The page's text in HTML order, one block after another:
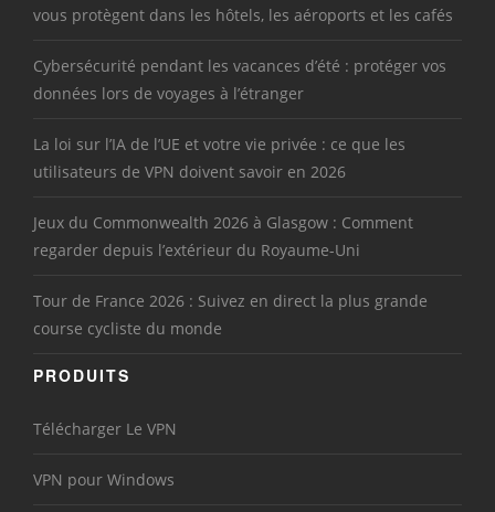
vous protègent dans les hôtels, les aéroports et les cafés
Cybersécurité pendant les vacances d’été : protéger vos
données lors de voyages à l’étranger
La loi sur l’IA de l’UE et votre vie privée : ce que les
utilisateurs de VPN doivent savoir en 2026
Jeux du Commonwealth 2026 à Glasgow : Comment
regarder depuis l’extérieur du Royaume-Uni
Tour de France 2026 : Suivez en direct la plus grande
course cycliste du monde
PRODUITS
Télécharger Le VPN
VPN pour Windows